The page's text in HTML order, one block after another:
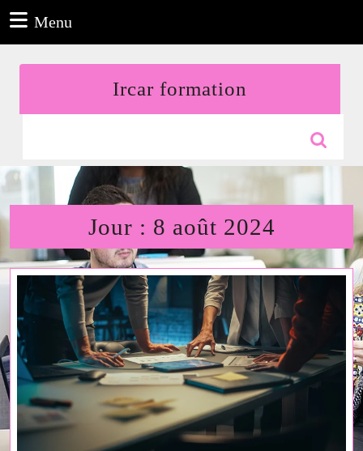
au
contenu
Menu
Ircar formation
for:
Jour : 8 août 2024